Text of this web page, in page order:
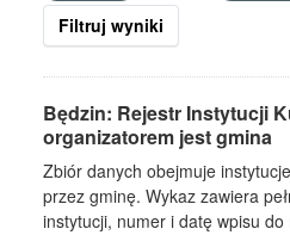
Filtruj wyniki
Będzin: Rejestr Instytucji
organizatorem jest gmina
Zbiór danych obejmuje
przez gminę. Wykaz zawiera
instytucji, numer i datę wpisu